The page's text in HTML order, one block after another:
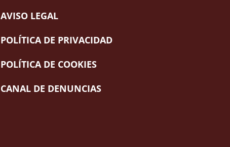
AVISO LEGAL
POLÍTICA DE PRIVACIDAD
POLÍTICA DE COOKIES
CANAL DE DENUNCIAS